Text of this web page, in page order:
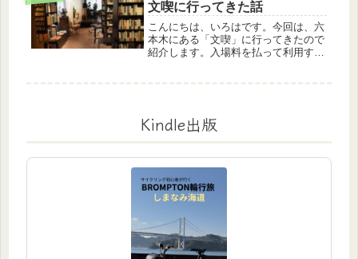
り...
文喫に行ってきた話
こんにちは、いろはです。今回は、六
本木にある「文喫」に行ってきたので
紹介します。入場料を払って利用する
屋...
Kindle出版